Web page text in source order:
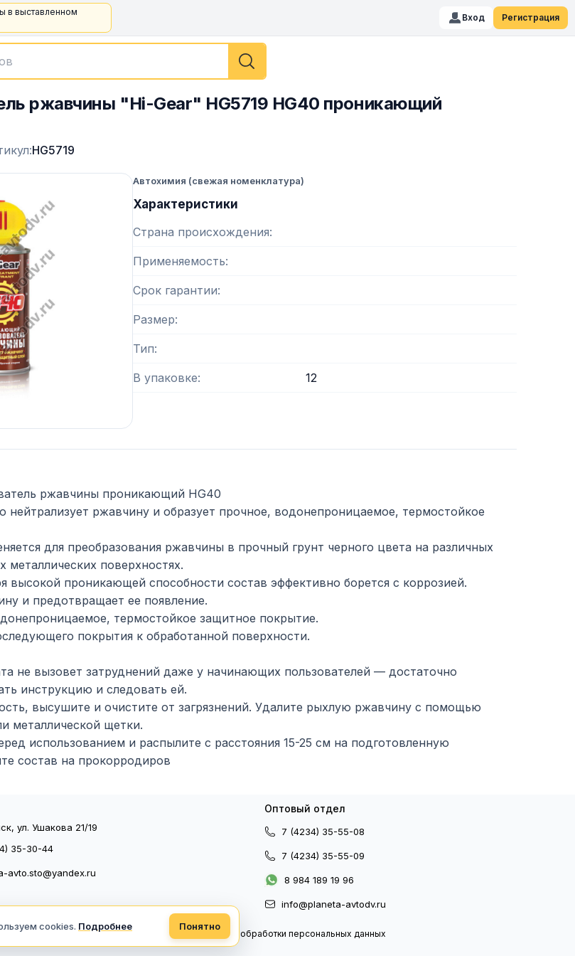
в выставленном
Вход Регистрация
ржавчины "Hi-Gear" HG5719 HG40 проникающий
HG5719
Автохимия (свежая номенклатура)
Характеристики
Страна происхождения
Применяемость
Срок гарантии
Размер
Тип
В упаковке 12
ржавчины проникающий HG40
нейтрализует ржавчину и образует прочное, водонепроницаемое, термостойкое
для преобразования ржавчины в прочный грунт черного цвета на различных
поверхностях.
высокой проникающей способности состав эффективно борется с коррозией.
и предотвращает ее появление.
термостойкое защитное покрытие.
покрытия к обработанной поверхности.
не вызовет затруднений даже у начинающих пользователей — достаточно
инструкцию и следовать ей.
высушите и очистите от загрязнений. Удалите рыхлую ржавчину с помощью
металлической щетки.
использованием и распылите с расстояния 15-25 см на подготовленную
состав на прокорродиров
ул. Ушакова 21/19
35-30-44
avto.sto@yandex.ru
Оптовый отдел
7 (4234) 35-55-08
7 (4234) 35-55-09
8 984 189 19 96
info@planeta-avtodv.ru
Политика конфиденциальности Политика обработки персональных данных
cookies. Подробнее Понятно